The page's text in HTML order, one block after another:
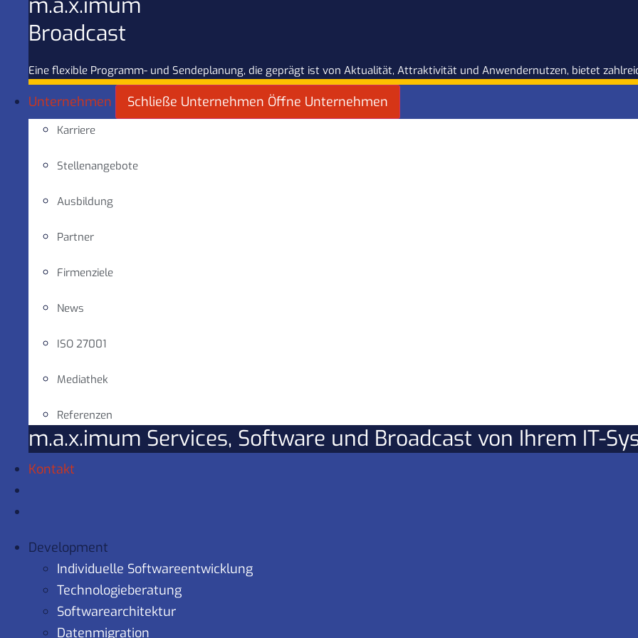
m.a.x.imum
Broadcast
Eine flexible Programm- und Sendeplanung, die geprägt ist von Aktualität, Attraktivität und Anwendernutzen, bietet
Unternehmen Schließe Unternehmen Öffne Unternehmen
Karriere
Stellenangebote
Ausbildung
Partner
Firmenziele
News
ISO 27001
Mediathek
Referenzen
m.a.x.imum Services, Software und Broadcast von Ihrem IT-
Kontakt
Development
Individuelle Softwareentwicklung
Technologieberatung
Softwarearchitektur
Datenmigration